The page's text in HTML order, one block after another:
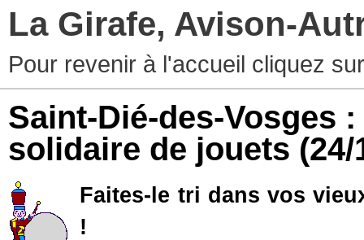
La Girafe, Avison-
Pour revenir à l'accueil cliquez
Saint-Dié-des-Vosges
solidaire de jouets (24/
Faites-le tri dans vos
!